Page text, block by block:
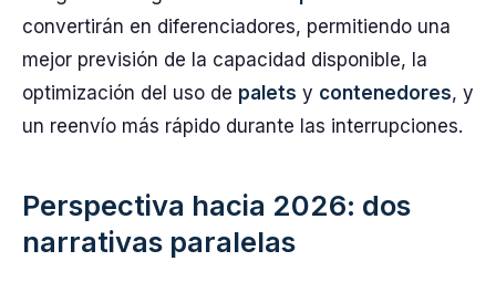
convertirán en diferenciadores, permitiendo una
mejor previsión de la capacidad disponible, la
optimización del uso de palets y contenedores, y
un reenvío más rápido durante las interrupciones.
Perspectiva hacia 2026: dos
narrativas paralelas